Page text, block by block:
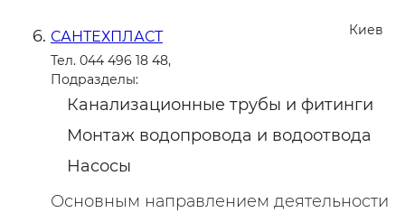
Киев
САНТЕХПЛАСТ
Тел. 044 496 18 48,
Подразделы:
Канализационные трубы и фитинги
Монтаж водопровода и водоотвода
Насосы
Основным направлением деятельности